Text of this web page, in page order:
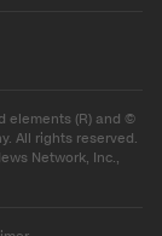
elements (R) and ©
All rights reserved.
Network, Inc.,